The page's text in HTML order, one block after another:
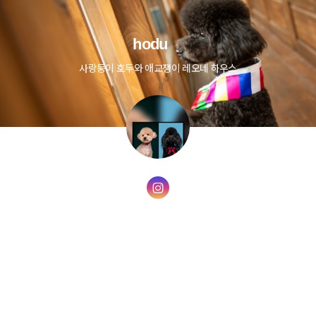
hodu
사랑둥이 호두와 애교쟁이 레오네 하우스